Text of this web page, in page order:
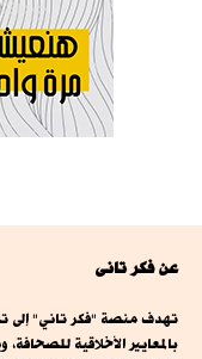
عن فكر تانى
تهدف منصة "فكر تاني" إلى
بالمعايير الأخلاقية